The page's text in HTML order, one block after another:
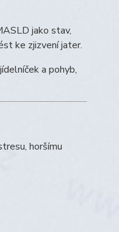
jako stav,
ke zjizvení jater.
a pohyb,
horšímu